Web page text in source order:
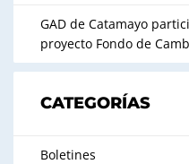
GAD de Catamayo
proyecto Fondo de
CATEGORÍAS
Boletines